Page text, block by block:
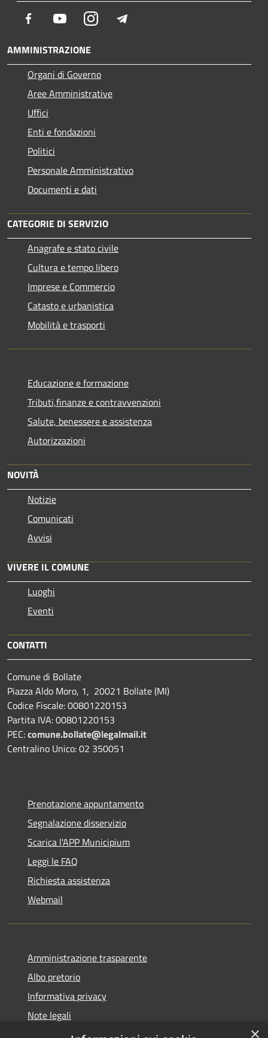
Facebook YoutubeInstagram
AMMINISTRAZIONE
Organi di Governo
Aree Amministrative
Uffici
Enti e fondazioni
Politici
Personale Amministrativo
Documenti e dati
CATEGORIE DI SERVIZIO
Anagrafe e stato civile
Cultura e tempo libero
Imprese e Commercio
Catasto e urbanistica
Mobilità e trasporti
Educazione e formazione
Tributi,finanze e contravvenzioni
Salute, benessere e assistenza
Autorizzazioni
NOVITÀ
Notizie
Comunicati
Avvisi
VIVERE IL COMUNE
Luoghi
Eventi
CONTATTI
Comune di Bollate
Piazza Aldo Moro, 1, 20021 Bollate (MI)
Codice Fiscale: 00801220153
Partita IVA: 00801220153
PEC:comune.bollate@legalmail.it
Centralino Unico: 02 350051
Prenotazione appuntamento
Segnalazione disservizio
Scarica l'APP Municipium
Leggi le FAQ
Richiesta assistenza
Webmail
Amministrazione trasparente
Albo pretorio
Informativa privacy
Note legali
Dichiarazione di accessibilità
×